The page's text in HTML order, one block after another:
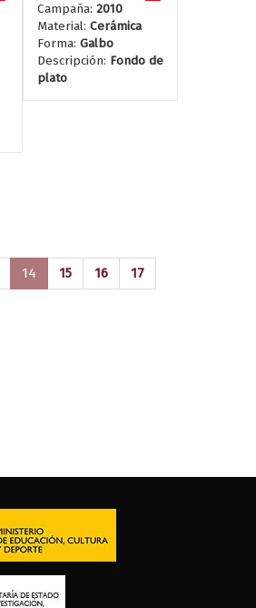
Campaña: 2010
Material: Cerámica
Forma: Galbo
Descripción: Fondo de
plato
14 (current)
15 16
17